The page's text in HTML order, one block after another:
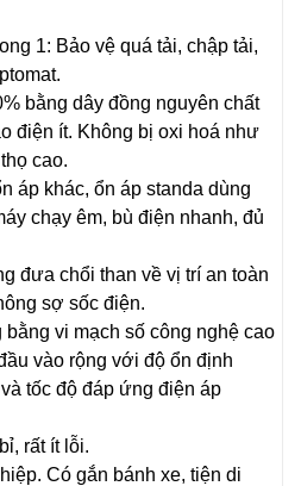
1: Bảo vệ quá tải, chập tải,
bằng dây đồng nguyên chất
điện ít. Không bị oxi hoá như
cao.
áp khác, ổn áp standa dùng
chạy êm, bù điện nhanh, đủ
đưa chổi than về vị trí an toàn
sợ sốc điện.
vi mạch số công nghệ cao
vào rộng với độ ổn định
tốc độ đáp ứng điện áp
rất ít lỗi.
Có gắn bánh xe, tiện di